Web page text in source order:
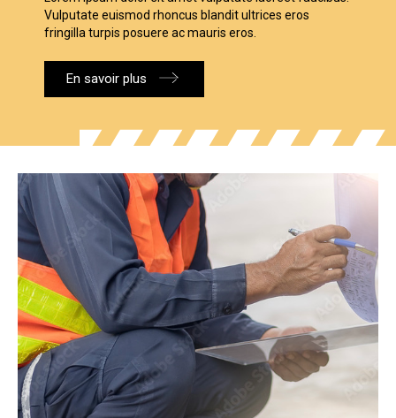
Vulputate euismod rhoncus blandit ultrices eros
fringilla turpis posuere ac mauris eros.
En savoir plus